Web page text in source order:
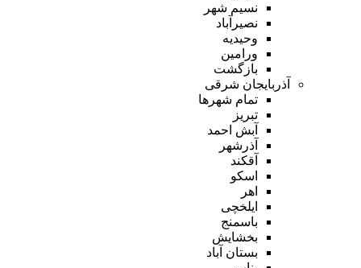
نسیم شهر
نصیرآباد
وحیدیه
ورامین
بازگشت
آذربایجان شرقی
تمام شهر‌ها
تبریز
آبش احمد
آذرشهر
آقکند
اسکو
اهر
ایلخچی
باسمنج
بخشایش
بستان آباد